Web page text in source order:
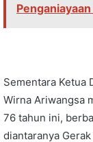
Sementara Ketua
Wirna Ariwangsa
76 tahun ini,
diantaranya